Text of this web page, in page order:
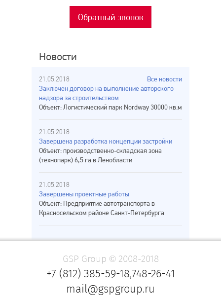
Обратный звонок
Новости
21.05.2018
Заключен договор на выполнение авторского
надзора за строительством
Объект: Логистический парк Nordway 30000 кв.м
21.05.2018
Завершена разработка концепции застройки
Объект: производственно-складская зона
(технопарк) 6,5 га в Ленобласти
21.05.2018
Завершены проектные работы
Объект: Предприятие автотранспорта в
Красносельском районе Санкт-Петербурга
Все новости
GSP Group © 2008-2018
+7 (812) 385-59-18,748-26-41
mail@gspgroup.ru